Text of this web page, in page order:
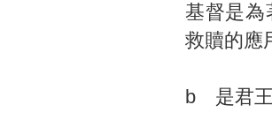
基督是為
救贖的應
b 是君王